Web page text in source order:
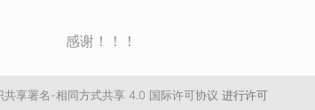
共享署名-相同方式共享 4.0 国际许可协议 进行许可